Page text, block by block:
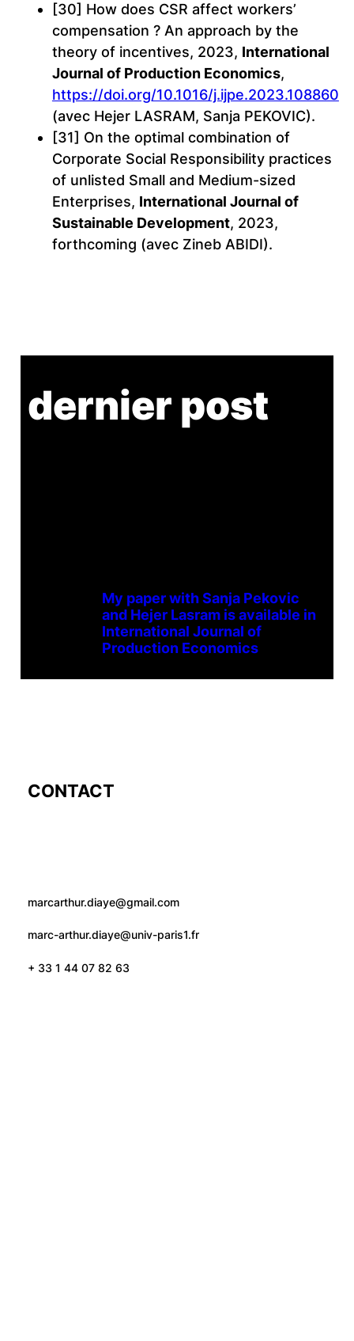
[30] How does CSR affect workers’
compensation ? An approach by the
theory of incentives, 2023, International
Journal of Production Economics,
https://doi.org/10.1016/j.ijpe.2023.108860
(avec Hejer LASRAM, Sanja PEKOVIC).
[31] On the optimal combination of
Corporate Social Responsibility practices
of unlisted Small and Medium-sized
Enterprises, International Journal of
Sustainable Development, 2023,
forthcoming (avec Zineb ABIDI).
dernier post
My paper with Sanja Pekovic
and Hejer Lasram is available in
International Journal of
Production Economics
CONTACT
marcarthur.diaye@gmail.com
marc-arthur.diaye@univ-paris1.fr
+ 33 1 44 07 82 63